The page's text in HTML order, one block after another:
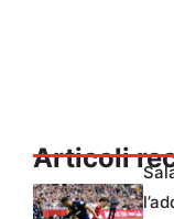
Articoli